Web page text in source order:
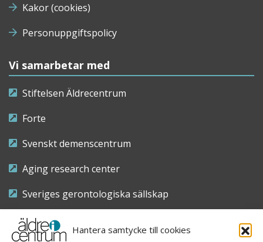
Hantera samtycke till cookies
Kakor (cookies)
Personuppgiftspolicy
Vi samarbetar med
Stiftelsen Äldrecentrum
Forte
Svenskt demenscentrum
Aging research center
Sveriges gerontologiska sällskap
Riksföreningen för sjuksköterskor inom äldre- och
demensvård